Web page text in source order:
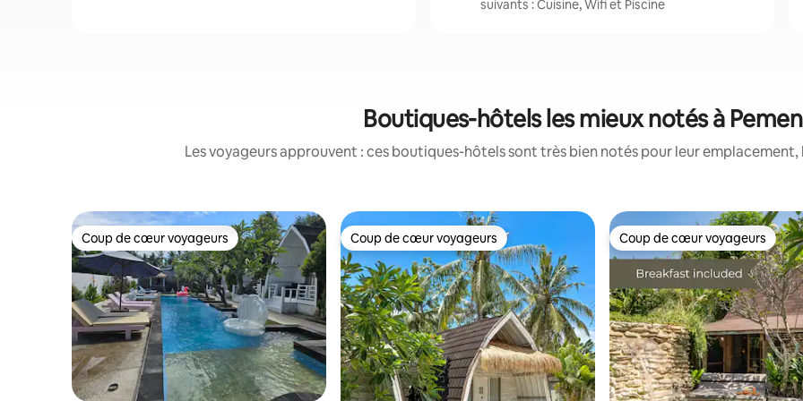
suivants : Cuisine, Wifi et Piscine
Boutiques-hôtels les mieux notés à
Les voyageurs approuvent : ces boutiques-hôtels sont très bien notés pour leur
Coup de cœur voyageurs
Coup de cœur voyageurs Coup de cœur voyageurs
Coup de cœur voyageurs Coup de cœur voyageurs
Coup de cœur voyageurs